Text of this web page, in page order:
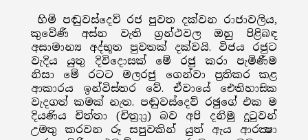
හිමි පඬුවස්දෙව් රජ පුවත දක්වන රාජාවලිය,
කුවේණී අස්න වැති ග්‍රන්ථවල ඔහු පිළිබඳ
අසාමාන්‍ය අද්භූත පුවතක් දක්වයි. විජය රජුට
වැදිය යුතු දිවිදොසක් මේ රජු කරා පැමිණීම
නිසා මේ රටට මලරජු ගෙන්වා ප්‍රතිකර කළ
ආකාරය ඉන්විස්තර වේ. ඒවායේ ඓතිහාසික
වැදගත් කමක් නැත. පඬුවස්දෙව් රඡුගේ එක ම
දියණිය චිත්තා (චිත්‍රා‍්‍රා) බව අපි දනිමු දුටුවන්
උමතු කරවන රූ සපුවකින් යුත් ඇය ආරක්‍ෂා